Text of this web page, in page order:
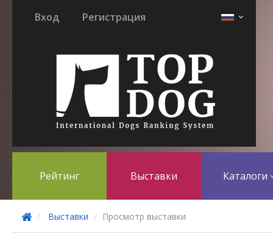
Вход Регистрация
Рейтинг Выставки Каталоги
Выставки Просмотр выставки